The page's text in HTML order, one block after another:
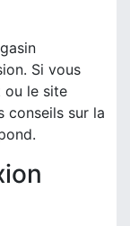
Si vous
ou le site
conseils sur la